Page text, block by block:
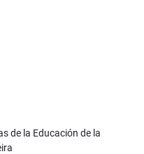
de la Educación de la